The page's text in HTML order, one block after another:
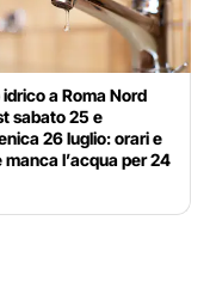
a Roma Nord
sabato 25 e
26 luglio: orari e
manca l’acqua per 24